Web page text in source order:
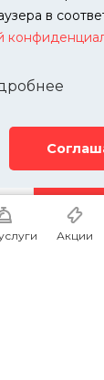
в
на
"КУТУЗОВВ"
Акции